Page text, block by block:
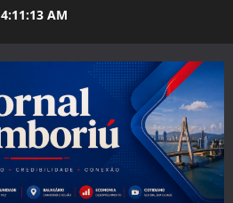
4:11:15 AM